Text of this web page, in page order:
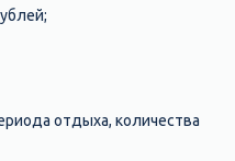
отдыха, количества